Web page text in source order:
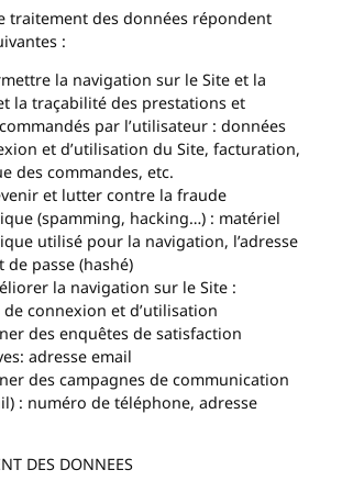
traitement des données répondent
:
la navigation sur le Site et la
la traçabilité des prestations et
par l’utilisateur : données
et d’utilisation du Site, facturation,
des commandes, etc.
et lutter contre la fraude
(spamming, hacking…) : matériel
utilisé pour la navigation, l’adresse
de passe (hashé)
la navigation sur le Site :
connexion et d’utilisation
des enquêtes de satisfaction
adresse email
des campagnes de communication
: numéro de téléphone, adresse
DES DONNEES